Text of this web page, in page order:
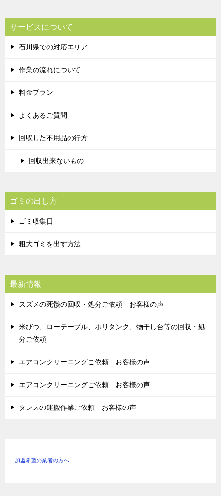
サービスについて
石川県での対応エリア
作業の流れについて
料金プラン
よくあるご質問
回収した不用品の行方
回収出来ないもの
ゴミの出し方
ゴミ収集日
粗大ゴミを出す方法
最新情報
スズメの死骸の回収・処分ご依頼 お客様の声
米びつ、ローテーブル、ポリタンク、物干し台等の回収・処
分ご依頼
エアコンクリーニングご依頼 お客様の声
エアコンクリーニングご依頼 お客様の声
タンスの運搬作業ご依頼 お客様の声
加盟希望の業者の方へ